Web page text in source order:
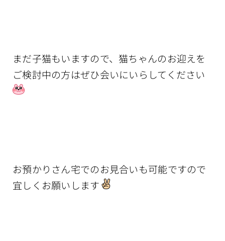
まだ子猫もいますので、猫ちゃんのお迎えを
ご検討中の方はぜひ会いにいらしてください
お預かりさん宅でのお見合いも可能ですので
宜しくお願いします